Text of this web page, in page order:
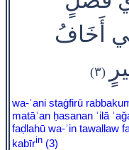
أَخَافُ
(٣)
wa-ʾani staġfirū
matāʿan ḥasanan ʾilā
faḍlahū wa-ʾin tawallaw
kabīrin (3)